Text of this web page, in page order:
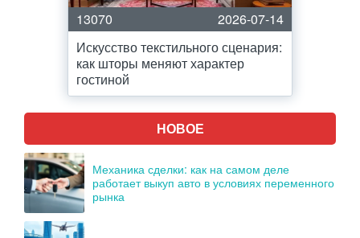
13070
2026-07-14
Искусство текстильного сценария:
как шторы меняют характер
гостиной
НОВОЕ
Механика сделки: как на самом деле
работает выкуп авто в условиях переменного
рынка